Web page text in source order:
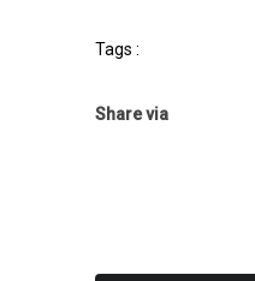
Tags :
Share via